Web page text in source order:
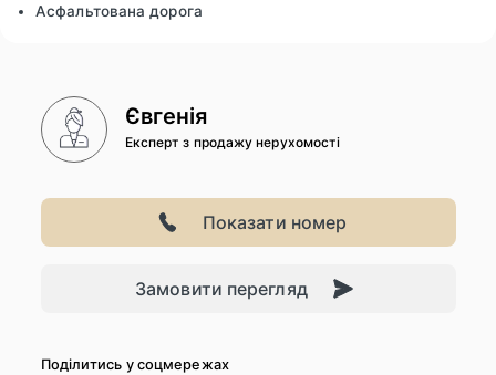
Асфальтована дорога
Євгенія
Експерт з продажу нерухомості
Показати номер
Замовити перегляд
Поділитись у соцмережах